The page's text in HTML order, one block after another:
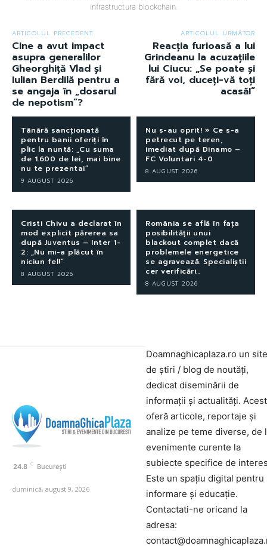
infrastructura blockchain.
ARTICOLUL PRECEDENT
Cine a avut impact
asupra generalilor
Gheorghiță Vlad și
Iulian Berdilă pentru a
se angaja în „dosarul
de nepotism”?
ARTICOLUL URMĂTOR
Reacția furioasă a lui
Grindeanu la acuzațiile
lui Ciucu: „Se poate și
fără voi, duceți-vă toți
acasă!”
Tânără sancționată
pentru banii oferiți în
plic la nuntă: „Cu suma
de 1.600 de lei, mai bine
nu te prezentai”
9 AUGUST 2026
Nu s-au oprit! » Ce s-a
petrecut pe teren,
imediat după Dinamo –
FC Voluntari 4-0
8 AUGUST 2026
Cristi Chivu a declarat în
mod explicit părerea sa
după Juventus – Inter 1-
2: „Nu mi-a plăcut în
niciun fel!”
8 AUGUST 2026
România se află în fața
posibilității unui
blackout complet dacă
problemele energetice
se agravează. Specialiștii
cer verificări…
8 AUGUST 2026
24.8 C București
duminică, august 9, 2026
Doamnaghicaplaza.ro un site
de știri / blog de noutăți,
dedicat diseminării de
informații și actualități.
oferă articole, reportaje și
analize pe teme diverse, de
evenimente curente la
subiecte specifice de
Este un spațiu digital pentru
informare și educație.
Contactati-ne oricand la
adresa: